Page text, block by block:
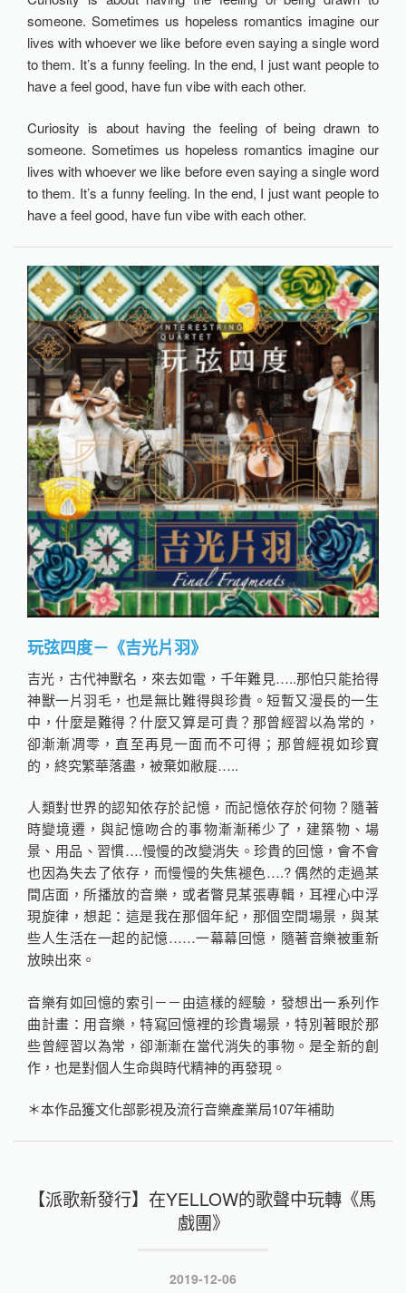
someone. Sometimes us hopeless romantics imagine our
lives with whoever we like before even saying a single word
to them. It’s a funny feeling. In the end, I just want people to
have a feel good, have fun vibe with each other.
Curiosity is about having the feeling of being drawn to
someone. Sometimes us hopeless romantics imagine our
lives with whoever we like before even saying a single word
to them. It’s a funny feeling. In the end, I just want people to
have a feel good, have fun vibe with each other.
玩弦四度－《吉光片羽》
吉光，古代神獸名，來去如電，千年難見…..那怕只能拾得
神獸一片羽毛，也是無比難得與珍貴。短暫又漫長的一生
中，什麼是難得？什麼又算是可貴？那曾經習以為常的，
卻漸漸凋零，直至再見一面而不可得；那曾經視如珍寶
的，終究繁華落盡，被棄如敝屣…..
人類對世界的認知依存於記憶，而記憶依存於何物？隨著
時變境遷，與記憶吻合的事物漸漸稀少了，建築物、場
景、用品、習慣….慢慢的改變消失。珍貴的回憶，會不會
也因為失去了依存，而慢慢的失焦褪色….? 偶然的走過某
間店面，所播放的音樂，或者瞥見某張專輯，耳裡心中浮
現旋律，想起：這是我在那個年紀，那個空間場景，與某
些人生活在一起的記憶……一幕幕回憶，隨著音樂被重新
放映出來。
音樂有如回憶的索引－－由這樣的經驗，發想出一系列作
曲計畫：用音樂，特寫回憶裡的珍貴場景，特別著眼於那
些曾經習以為常，卻漸漸在當代消失的事物。是全新的創
作，也是對個人生命與時代精神的再發現。
＊本作品獲文化部影視及流行音樂產業局107年補助
【派歌新發行】在YELLOW的歌聲中玩轉《馬
戲團》
發
2019-12-06